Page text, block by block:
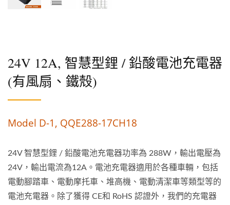
24V 12A, 智慧型鋰 / 鉛酸電池充電器
(有風扇、鐵殼)
Model D-1, QQE288-17CH18
24V 智慧型鋰 / 鉛酸電池充電器功率為 288W，輸出電壓為
24V，輸出電流為12A。電池充電器適用於各種車輛，包括
電動腳踏車、電動摩托車、堆高機、電動清潔車等類型等的
電池充電器。除了獲得 CE和 RoHS 認證外，我們的充電器